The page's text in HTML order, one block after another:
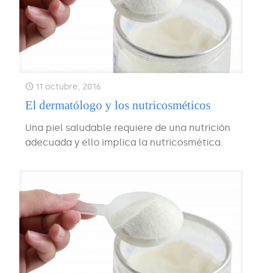
11 octubre, 2016
El dermatólogo y los nutricosméticos
Una piel saludable requiere de una nutrición
adecuada y ello implica la nutricosmética.